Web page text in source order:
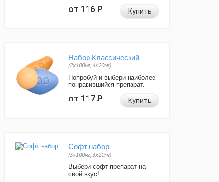
от 116Р Купить
Набор Классический
(2x100мг, 4x20мг)
Попробуй и выбери наиболее
понравившийся препарат.
от 117Р Купить
Софт набор
(3x100мг, 3x20мг)
Выбери софт-препарат на
свой вкус!